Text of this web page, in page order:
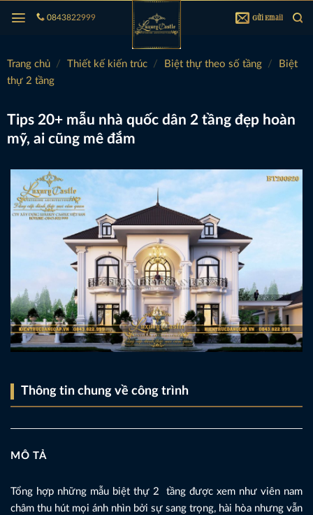
qua
dung
0843822999 Gửi Email
Trang chủ / Thiết kế kiến trúc / Biệt thự theo số tầng /
Biệt
thự 2 tầng
Tips 20+ mẫu nhà quốc dân 2 tầng đẹp hoàn
mỹ, ai cũng mê đắm
Thông tin chung về công trình
MÔ TẢ
Tổng hợp những mẫu biệt thự 2 tầng được xem như viên nam
châm thu hút mọi ánh nhìn bởi sự sang trọng, hài hòa nhưng vẫn